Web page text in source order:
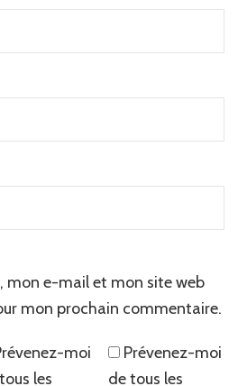
mon e-mail et mon site web
mon prochain commentaire.
moi
les
Prévenez-moi
de tous les